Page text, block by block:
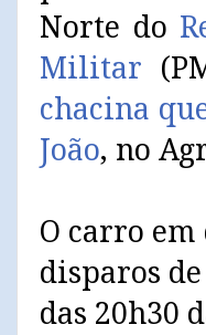
Norte do
Militar
chacina
João, no
O carro
disparos
das 20h30